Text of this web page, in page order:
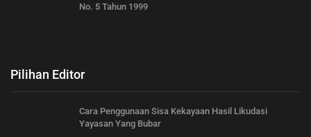
No. 5 Tahun 1999
Pilihan Editor
Cara Penggunaan Sisa Kekayaan Hasil Likudasi
Yayasan Yang Bubar